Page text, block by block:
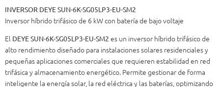
INVERSOR DEYE SUN-6K-SG05LP3-EU-SM2
Inversor híbrido trifásico de 6 kW con batería de bajo voltaje
El DEYE SUN-6K-SG05LP3-EU-SM2 es un inversor híbrido trifásico de
alto rendimiento diseñado para instalaciones solares residenciales y
pequeñas aplicaciones comerciales que requieren estabilidad en red
trifásica y almacenamiento energético. Permite gestionar de forma
inteligente la energía solar, la red eléctrica y las baterías, optimizando